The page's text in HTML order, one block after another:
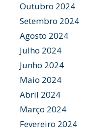
Outubro 2024
Setembro 2024
Agosto 2024
Julho 2024
Junho 2024
Maio 2024
Abril 2024
Março 2024
Fevereiro 2024